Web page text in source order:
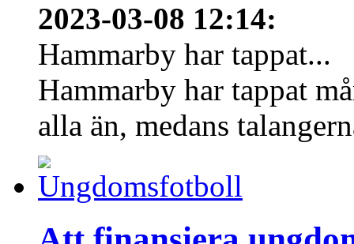
2023-03-08 12:14:
Hammarby har tappat...
Hammarby har tappat
alla än, medans